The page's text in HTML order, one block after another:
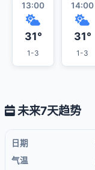
13:00
31°
1-3
14:00
31°
1-3
未来7天趋势
日期
气温